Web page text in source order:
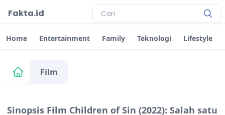
Fakta.id
Home Entertainment Family Teknologi Lifestyle
Film
Sinopsis Film Children of Sin (2022): Salah satu